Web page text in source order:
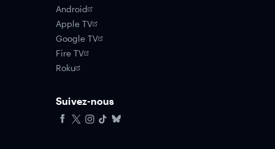
Android
Apple TV
Google TV
Fire TV
Roku
Suivez-nous